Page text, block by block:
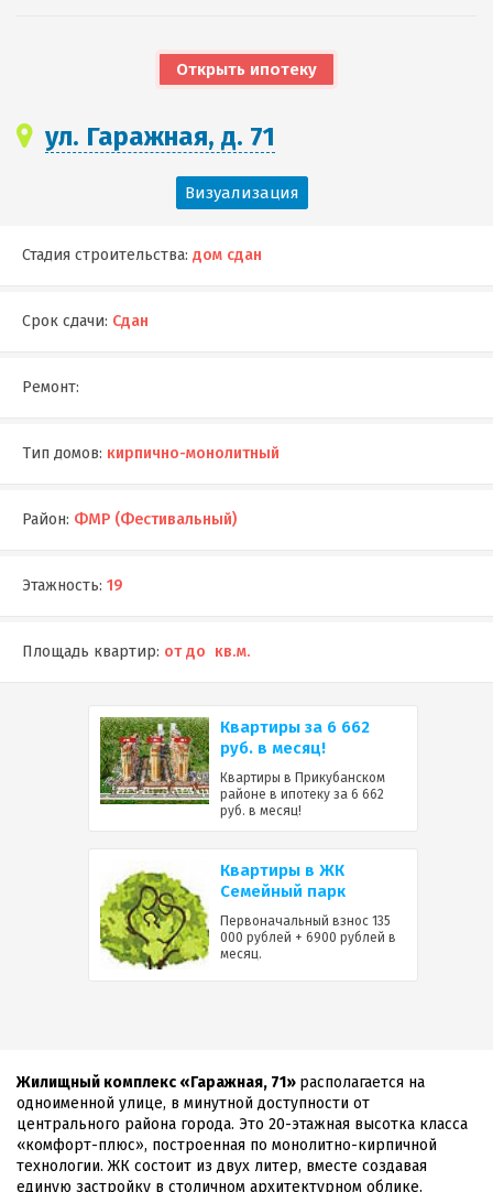
Открыть ипотеку
ул. Гаражная, д. 71
Визуализация
Стадия строительства: дом сдан
Срок сдачи: Сдан
Ремонт:
Тип домов: кирпично-монолитный
Район: ФМР (Фестивальный)
Этажность: 19
Площадь квартир: от до кв.м.
Квартиры за 6 662
руб. в месяц!
Квартиры в Прикубанском
районе в ипотеку за 6 662
руб. в месяц!
Квартиры в ЖК
Семейный парк
Первоначальный взнос 135
000 рублей + 6900 рублей в
месяц.
Жилищный комплекс «Гаражная, 71» располагается на
одноименной улице, в минутной доступности от
центрального района города. Это 20-этажная высотка класса
«комфорт-плюс», построенная по монолитно-кирпичной
технологии. ЖК состоит из двух литер, вместе создавая
единую застройку в столичном архитектурном облике.